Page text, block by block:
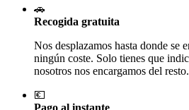
🚗
Recogida gratuita
Nos desplazamos hasta donde se
ningún coste. Solo tienes que
nosotros nos encargamos del resto.
💶